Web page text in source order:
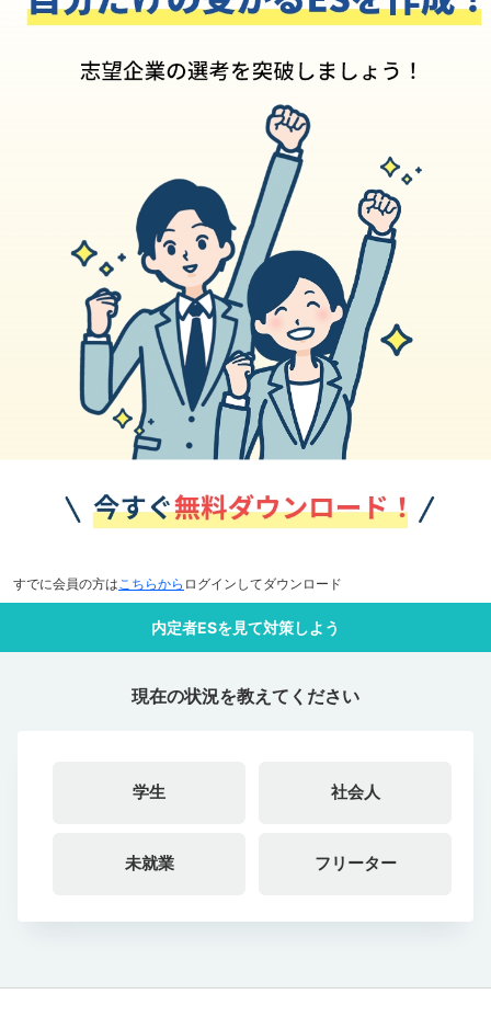
すでに会員の方は こちらから ログインしてダウンロード
内定者ESを見て対策しよう
現在の状況を教えてください
学生 社会人
未就業 フリーター